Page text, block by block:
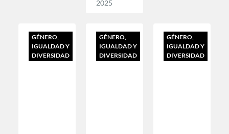
2025
GÉNERO,
IGUALDAD Y
DIVERSIDAD
GÉNERO,
IGUALDAD Y
DIVERSIDAD
GÉNERO,
IGUALDAD Y
DIVERSIDAD